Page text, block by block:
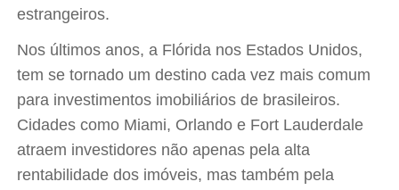
estrangeiros.
Nos últimos anos, a Flórida nos Estados Unidos,
tem se tornado um destino cada vez mais comum
para investimentos imobiliários de brasileiros.
Cidades como Miami, Orlando e Fort Lauderdale
atraem investidores não apenas pela alta
rentabilidade dos imóveis, mas também pela